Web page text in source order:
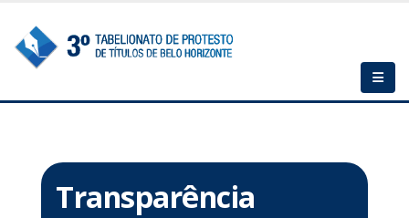
Transparência